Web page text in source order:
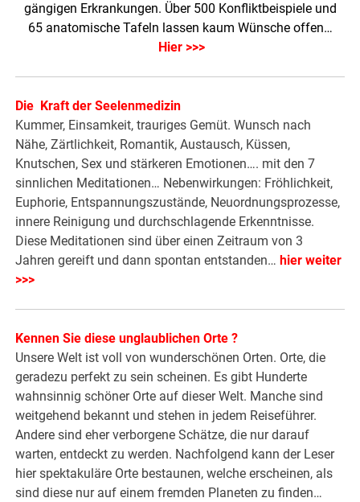
gängigen Erkrankungen. Über 500 Konfliktbeispiele und
65 anatomische Tafeln lassen kaum Wünsche offen…
Hier >>>
Die Kraft der Seelenmedizin
Kummer, Einsamkeit, trauriges Gemüt. Wunsch nach
Nähe, Zärtlichkeit, Romantik, Austausch, Küssen,
Knutschen, Sex und stärkeren Emotionen…. mit den 7
sinnlichen Meditationen… Nebenwirkungen: Fröhlichkeit,
Euphorie, Entspannungszustände, Neuordnungsprozesse,
innere Reinigung und durchschlagende Erkenntnisse.
Diese Meditationen sind über einen Zeitraum von 3
Jahren gereift und dann spontan entstanden… hier weiter
>>>
Kennen Sie diese unglaublichen Orte ?
Unsere Welt ist voll von wunderschönen Orten. Orte, die
geradezu perfekt zu sein scheinen. Es gibt Hunderte
wahnsinnig schöner Orte auf dieser Welt. Manche sind
weitgehend bekannt und stehen in jedem Reiseführer.
Andere sind eher verborgene Schätze, die nur darauf
warten, entdeckt zu werden. Nachfolgend kann der Leser
hier spektakuläre Orte bestaunen, welche erscheinen, als
sind diese nur auf einem fremden Planeten zu finden…